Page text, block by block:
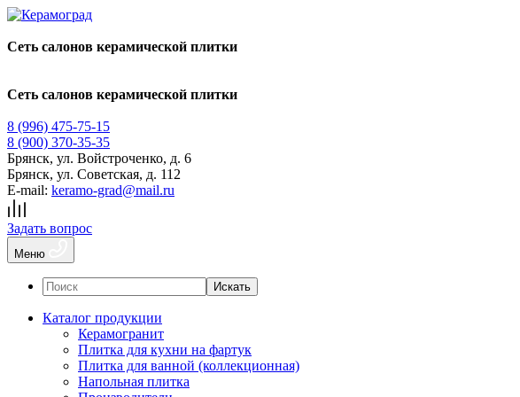
Сеть салонов керамической плитки
Сеть салонов керамической плитки
8 (996) 475-75-15
8 (900) 370-35-35
Брянск, ул. Войстроченко, д. 6
Брянск, ул. Советская, д. 112
E-mail: keramo-grad@mail.ru
Задать вопрос
Меню
Искать
Каталог продукции
Керамогранит
Плитка для кухни на фартук
Плитка для ванной (коллекционная)
Напольная плитка